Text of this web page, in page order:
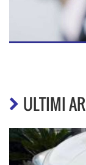
ULTIMI